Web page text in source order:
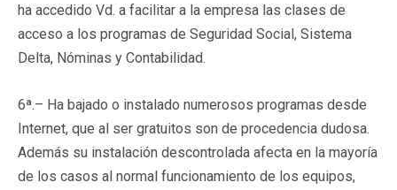
ha accedido Vd. a facilitar a la empresa las clases de
acceso a los programas de Seguridad Social, Sistema
Delta, Nóminas y Contabilidad.
6ª.– Ha bajado o instalado numerosos programas desde
Internet, que al ser gratuitos son de procedencia dudosa.
Además su instalación descontrolada afecta en la mayoría
de los casos al normal funcionamiento de los equipos,